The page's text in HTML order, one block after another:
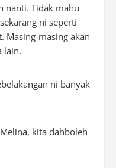
nanti. Tidak mahu
ni seperti
Masing-masing akan
lain.
ni banyak
kita dahboleh